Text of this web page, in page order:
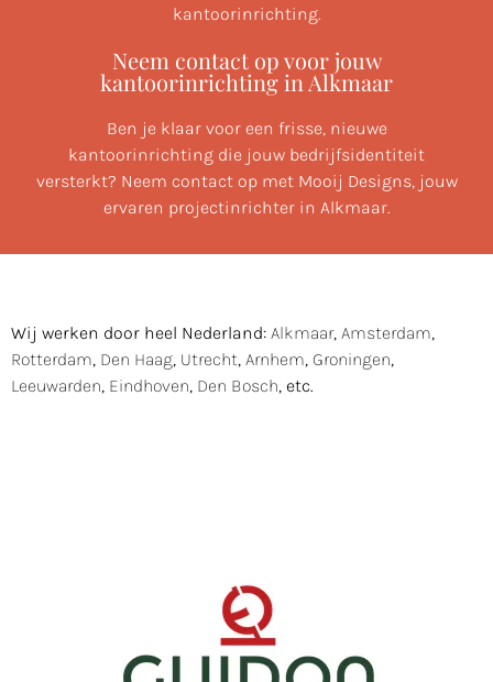
kantoorinrichting.
Neem contact op voor jouw
kantoorinrichting in Alkmaar
Ben je klaar voor een frisse, nieuwe
kantoorinrichting die jouw bedrijfsidentiteit
versterkt? Neem contact op met Mooij Designs, jouw
ervaren projectinrichter in Alkmaar.
Wij werken door heel Nederland: Alkmaar, Amsterdam,
Rotterdam, Den Haag, Utrecht, Arnhem, Groningen,
Leeuwarden, Eindhoven, Den Bosch, etc.